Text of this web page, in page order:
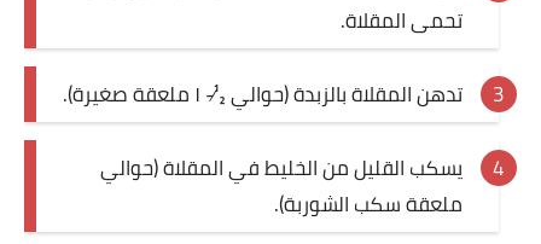
الطهاة العرب
مسابقة المجلة
نصائح وفوائد
نصيحة اليوم
تحمى المقلاة.
تدهن المقلاة بالزبدة (حوالي ½- ١ ملعقة صغيرة).
يسكب القليل من الخليط في المقلاة (حوالي
ملعقة سكب الشوربة).